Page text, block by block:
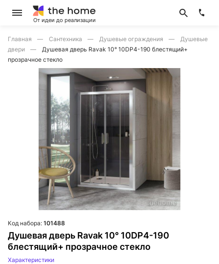
От идеи до реализации
Главная Сантехника Душевые ограждения
Душевые
двери
Душевая дверь Ravak 10° 10DP4-190 блестящий+
прозрачное стекло
Душевая дверь Ravak 10° 10DP4-190
блестящий+ прозрачное стекло
Код набора: 101488
Характеристики